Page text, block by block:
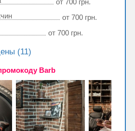
от 700 грн.
от 700 грн.
(11)
Barb